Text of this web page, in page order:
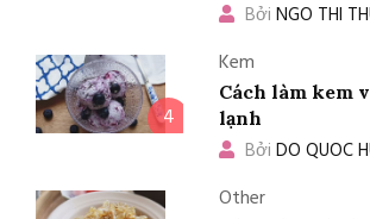
Bởi NGO THI
4
Kem
Cách làm kem
lạnh
Bởi DO QUOC
Other